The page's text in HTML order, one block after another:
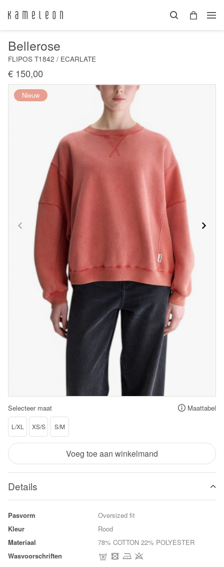
Bellerose
FLIPOS T1842 / ECARLATE
€ 150,00
Nieuw
Selecteer maat Maattabel
L/XL XS/S S/M
Voeg toe aan winkelmand
Details
Pasvorm
Oversized fit
Kleur
Rood
Materiaal
78% COTTON 22% POLYESTER
Wasvoorschriften